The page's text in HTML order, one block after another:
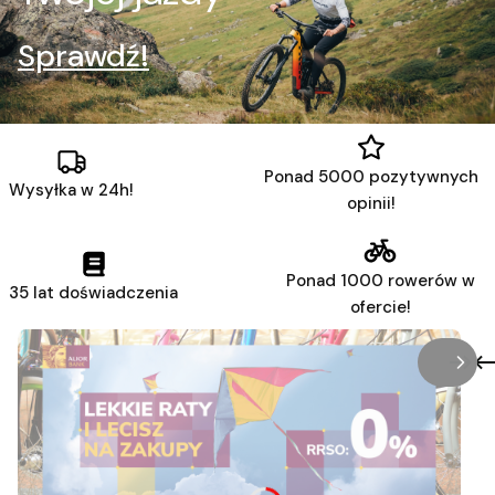
Sprawdź!
Wysyłka w 24h!
Ponad 5000 pozytywnych
opinii!
35 lat doświadczenia
Ponad 1000 rowerów w
ofercie!
/z